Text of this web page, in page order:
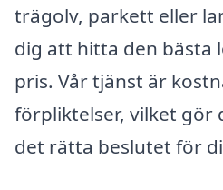
trägolv, parkett eller
dig att hitta den bästa
pris. Vår tjänst är
förpliktelser, vilket gör
det rätta beslutet för